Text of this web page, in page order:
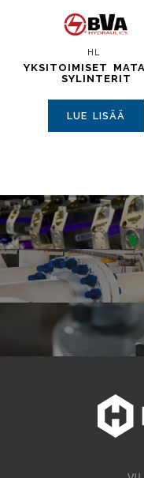
HL
YKSITOIMISET
SYLINTERIT
LUE LISÄÄ